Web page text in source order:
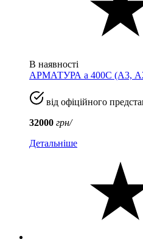
В наявності
АРМАТУРА а 400C (A3,
від офіційного
32000 грн/
Детальніше